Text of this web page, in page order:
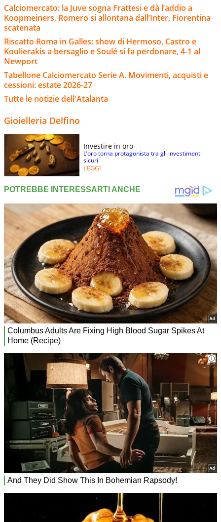
Calciomercato: la Juve sogna Frattesi e dà l’addio a
Koopmeiners, Romero si allontana dall’Inter, Fiorentina
scatenata
Riscatto Roma in Galles: show di Hermoso, Castro e
Koulierakis a bersaglio e Soulé si fa perdonare, 4-1 al
Newport
Tabellone Calciomercato Serie A. Movimenti, acquisti e
cessioni: estate 2026-27
Tutte le notizie dell'Atalanta
Gioielleria Delfino
Investire in oro
L’oro torna protagonista tra gli investimenti
sicuri
LEGGI